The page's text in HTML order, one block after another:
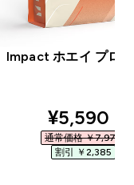
Impact ホエイ プロ
¥5,590‎
通常価格 ￥7,975‎
割引 ￥2,385‎